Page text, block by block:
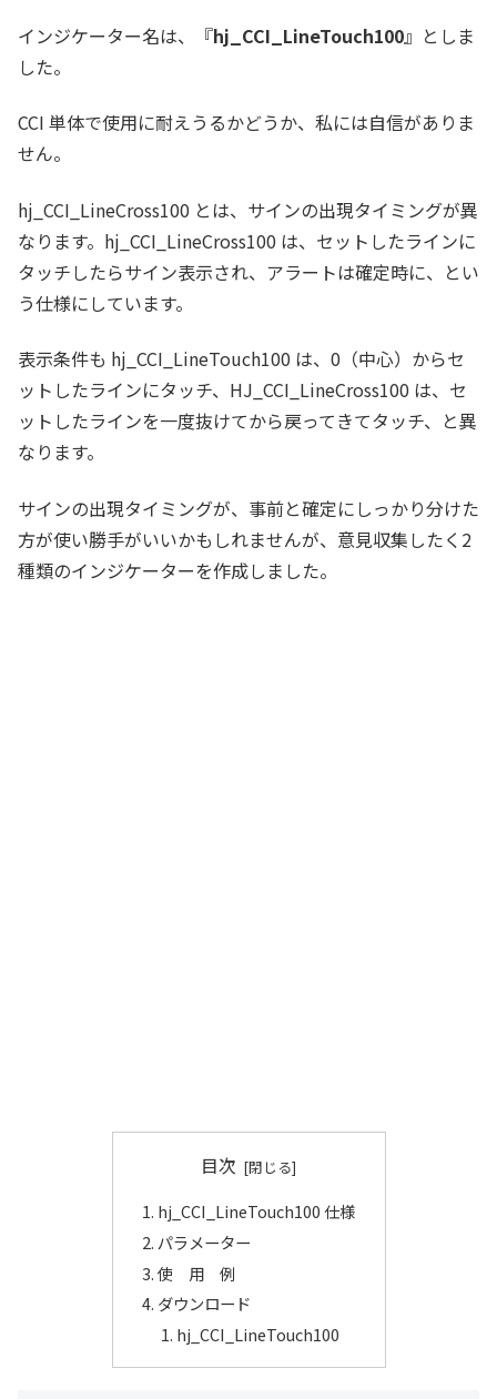
インジケーター名は、『hj_CCI_LineTouch100』としま
した。
CCI 単体で使用に耐えうるかどうか、私には自信がありま
せん。
hj_CCI_LineCross100 とは、サインの出現タイミングが異
なります。hj_CCI_LineCross100 は、セットしたラインに
タッチしたらサイン表示され、アラートは確定時に、とい
う仕様にしています。
表示条件も hj_CCI_LineTouch100 は、0（中心）からセ
ットしたラインにタッチ、HJ_CCI_LineCross100 は、セ
ットしたラインを一度抜けてから戻ってきてタッチ、と異
なります。
サインの出現タイミングが、事前と確定にしっかり分けた
方が使い勝手がいいかもしれませんが、意見収集したく2
種類のインジケーターを作成しました。
目次
hj_CCI_LineTouch100 仕様
パラメーター
使 用 例
ダウンロード
hj_CCI_LineTouch100